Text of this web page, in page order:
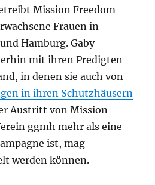
Mission Freedom
Frauen in
Hamburg. Gaby
mit ihren Predigten
in denen sie auch von
in ihren Schutzhäusern
Austritt von Mission
ggmh mehr als eine
ist, mag
werden können.